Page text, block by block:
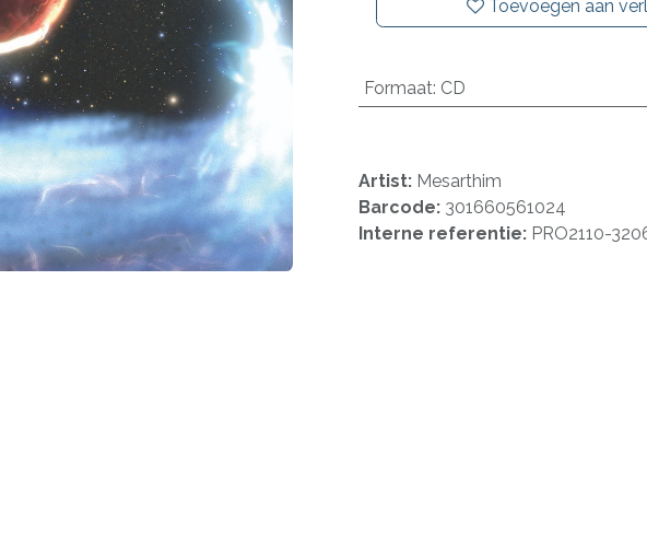
Toevoegen aan
Formaat: CD
Artist: Mesarthim
Barcode: 301660561024
Interne referentie: PRO2110-